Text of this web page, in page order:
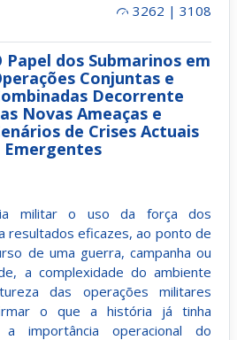
3262 | 3108
Papel dos Submarinos em
Conjuntas e
Decorrente
Novas Ameaças e
de Crises Actuais
Emergentes
militar o uso da força dos
resultados eficazes, ao ponto de
de uma guerra, campanha ou
a complexidade do ambiente
das operações militares
o que a história já tinha
importância operacional do